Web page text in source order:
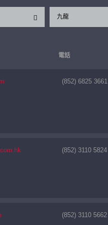
九龍
電話
(852) 6825 3661
(852) 3110 5824
(852) 3110 5662